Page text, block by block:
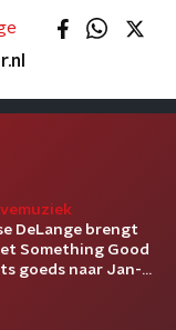
DeLange brengt
Something Good
goeds naar Jan-